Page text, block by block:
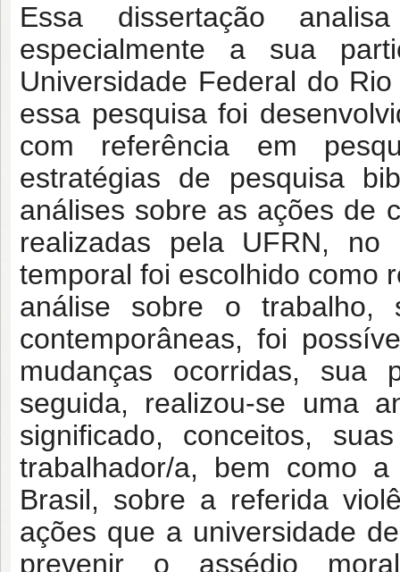
Essa dissertação
especialmente a sua
Universidade Federal do
essa pesquisa foi
com referência em
estratégias de pesquisa
análises sobre as ações de
realizadas pela UFRN,
temporal foi escolhido como
análise sobre o trabalho,
contemporâneas, foi
mudanças ocorridas, sua
seguida, realizou-se uma
significado, conceitos,
trabalhador/a, bem como
Brasil, sobre a referida
ações que a universidade
prevenir o assédio